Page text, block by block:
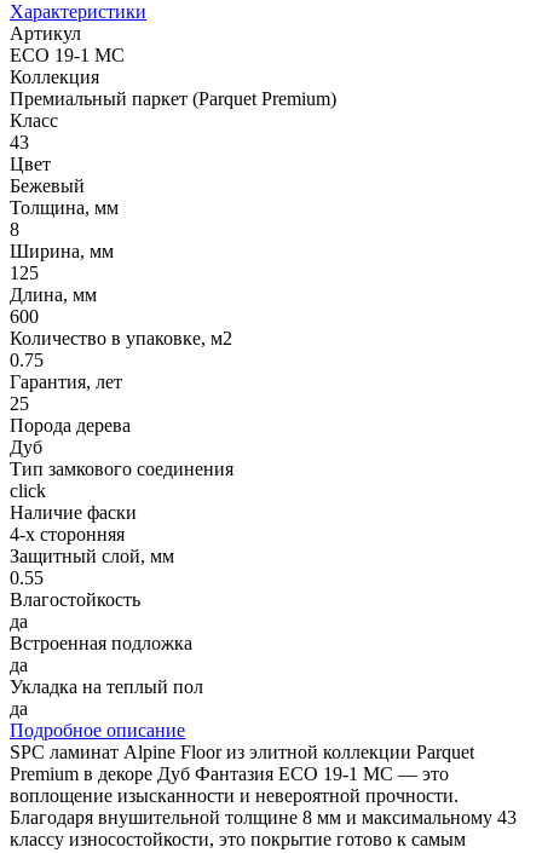
Характеристики
Артикул
ECO 19-1 MC
Коллекция
Премиальный паркет (Parquet Premium)
Класс
43
Цвет
Бежевый
Толщина, мм
8
Ширина, мм
125
Длина, мм
600
Количество в упаковке, м2
0.75
Гарантия, лет
25
Порода дерева
Дуб
Тип замкового соединения
click
Наличие фаски
4-х сторонняя
Защитный слой, мм
0.55
Влагостойкость
да
Встроенная подложка
да
Укладка на теплый пол
да
Подробное описание
SPC ламинат Alpine Floor из элитной коллекции Parquet
Premium в декоре Дуб Фантазия ECO 19-1 MC — это
воплощение изысканности и невероятной прочности.
Благодаря внушительной толщине 8 мм и максимальному 43
классу износостойкости, это покрытие готово к самым